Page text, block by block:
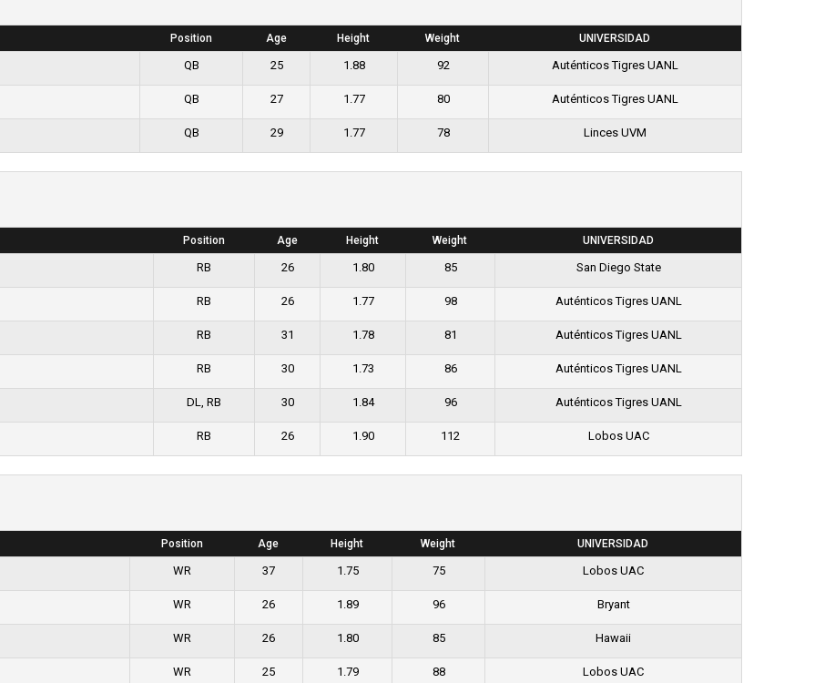
Position Age Height Weight UNIVERSIDAD
QB 25 1.88 92 Auténticos Tigres UANL
QB 27 1.77 80 Auténticos Tigres UANL
QB 29 1.77 78 Linces UVM
Position Age Height Weight UNIVERSIDAD
RB 26 1.80 85 San Diego State
RB 26 1.77 98 Auténticos Tigres UANL
RB 31 1.78 81 Auténticos Tigres UANL
RB 30 1.73 86 Auténticos Tigres UANL
DL, RB 30 1.84 96 Auténticos Tigres UANL
RB 26 1.90 112 Lobos UAC
Position Age Height Weight UNIVERSIDAD
WR 37 1.75 75 Lobos UAC
WR 26 1.89 96 Bryant
WR 26 1.80 85 Hawaii
WR 25 1.79 88 Lobos UAC